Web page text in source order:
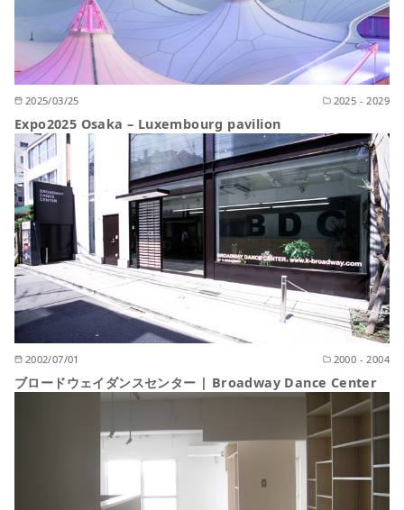
2025/03/25 2025 - 2029
Expo2025 Osaka – Luxembourg pavilion
2002/07/01 2000 - 2004
ブロードウェイダンスセンター | Broadway Dance Center